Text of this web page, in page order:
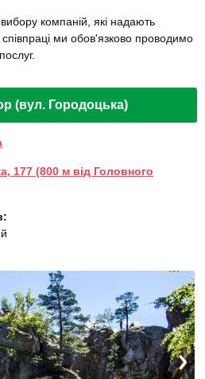
компаній, які надають
ми обов'язково проводимо
(вул. Городоцька)
177 (800 м від Головного